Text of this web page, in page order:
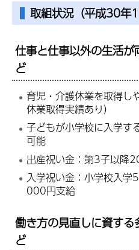
取組状況（平成30年
仕事と仕事以外の生活
ど
育児・介護休業を取得し
休業取得実績あり）
子どもが小学校に入学す
可能
出産祝い金：第3子以降
入学祝い金：小学校入
000円支給
働き方の見直しに資す
ど